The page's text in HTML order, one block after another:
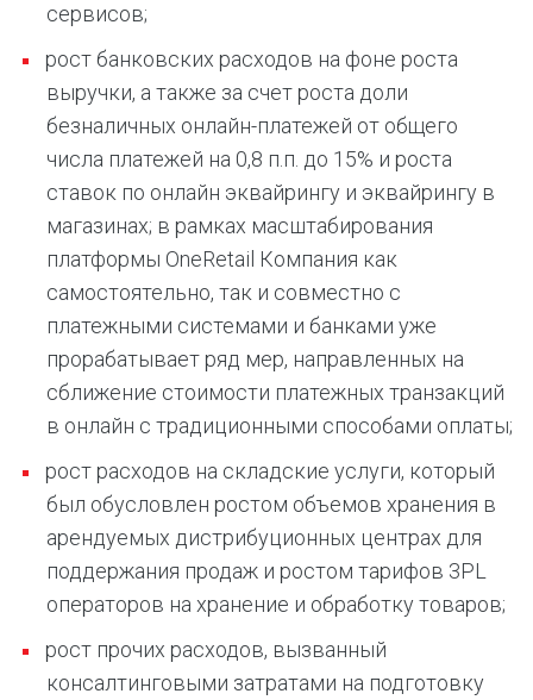
сервисов;
рост банковских расходов на фоне роста
выручки, а также за счет роста доли
безналичных онлайн-платежей от общего
числа платежей на 0,8 п.п. до 15% и роста
ставок по онлайн эквайрингу и эквайрингу в
магазинах; в рамках масштабирования
платформы OneRetail Компания как
самостоятельно, так и совместно с
платежными системами и банками уже
прорабатывает ряд мер, направленных на
сближение стоимости платежных транзакций
в онлайн с традиционными способами оплаты;
рост расходов на складские услуги, который
был обусловлен ростом объемов хранения в
арендуемых дистрибуционных центрах для
поддержания продаж и ростом тарифов 3PL
операторов на хранение и обработку товаров;
рост прочих расходов, вызванный
консалтинговыми затратами на подготовку